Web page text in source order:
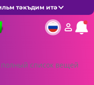
тәкъдим итә
полный список вещей